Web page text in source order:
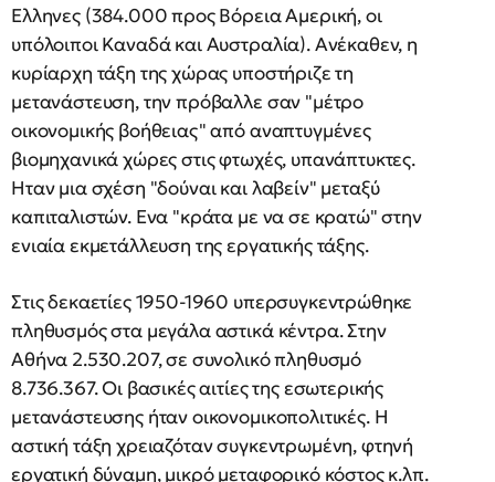
Ελληνες (384.000 προς Βόρεια Αμερική, οι
υπόλοιποι Καναδά και Αυστραλία). Ανέκαθεν, η
κυρίαρχη τάξη της χώρας υποστήριζε τη
μετανάστευση, την πρόβαλλε σαν "μέτρο
οικονομικής βοήθειας" από αναπτυγμένες
βιομηχανικά χώρες στις φτωχές, υπανάπτυκτες.
Ηταν μια σχέση "δούναι και λαβείν" μεταξύ
καπιταλιστών. Ενα "κράτα με να σε κρατώ" στην
ενιαία εκμετάλλευση της εργατικής τάξης.
Στις δεκαετίες 1950-1960 υπερσυγκεντρώθηκε
πληθυσμός στα μεγάλα αστικά κέντρα. Στην
Αθήνα 2.530.207, σε συνολικό πληθυσμό
8.736.367. Οι βασικές αιτίες της εσωτερικής
μετανάστευσης ήταν οικονομικοπολιτικές. Η
αστική τάξη χρειαζόταν συγκεντρωμένη, φτηνή
εργατική δύναμη, μικρό μεταφορικό κόστος κ.λπ.